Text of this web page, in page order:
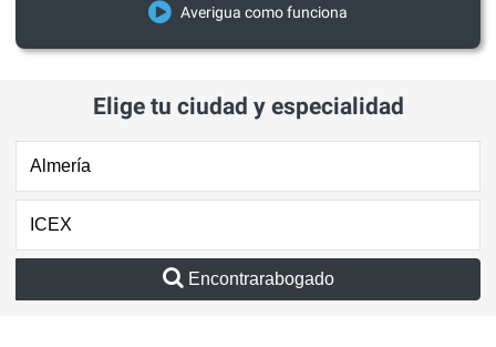
Averigua como funciona
Elige tu ciudad y especialidad
Encontrarabogado